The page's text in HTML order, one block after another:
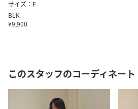
サイズ：F
BLK
¥9,900
このスタッフのコーディネート